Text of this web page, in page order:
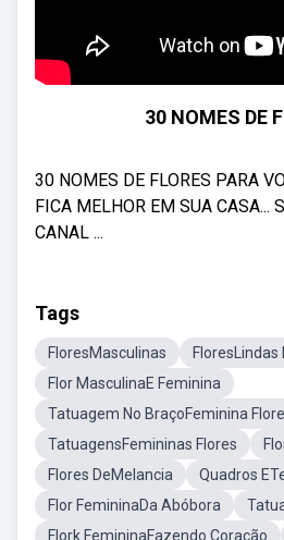
30 NOMES DE
30 NOMES DE FLORES PARA
FICA MELHOR EM SUA CASA...
CANAL ...
Tags
FloresMasculinas
FloresLindas
Flor MasculinaE Feminina
Tatuagem No BraçoFeminina
TatuagensFemininas Flores
Flores DeMelancia
Quadros
Flor FemininaDa Abóbora
Flork FemininaFazendo Coração